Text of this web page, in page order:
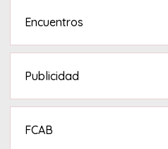
Encuentros
Publicidad
FCAB